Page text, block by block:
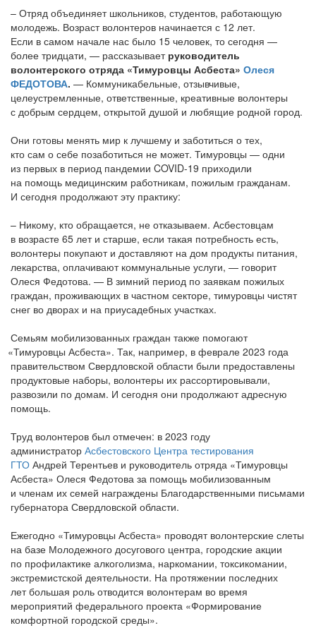
– Отряд объединяет школьников, студентов, работающую
молодежь. Возраст волонтеров начинается с 12 лет.
Если в самом начале нас было 15 человек, то сегодня —
более тридцати, — рассказывает руководитель
волонтерского отряда «Тимуровцы Асбеста» Олеся
ФЕДОТОВА. — Коммуникабельные, отзывчивые,
целеустремленные, ответственные, креативные волонтеры
с добрым сердцем, открытой душой и любящие родной город.
Они готовы менять мир к лучшему и заботиться о тех,
кто сам о себе позаботиться не может. Тимуровцы — одни
из первых в период пандемии COVID-19 приходили
на помощь медицинским работникам, пожилым гражданам.
И сегодня продолжают эту практику:
– Никому, кто обращается, не отказываем. Асбестовцам
в возрасте 65 лет и старше, если такая потребность есть,
волонтеры покупают и доставляют на дом продукты питания,
лекарства, оплачивают коммунальные услуги, — говорит
Олеся Федотова. — В зимний период по заявкам пожилых
граждан, проживающих в частном секторе, тимуровцы чистят
снег во дворах и на приусадебных участках.
Семьям мобилизованных граждан также помогают
«Тимуровцы Асбеста». Так, например, в феврале 2023 года
правительством Свердловской области были предоставлены
продуктовые наборы, волонтеры их рассортировывали,
развозили по домам. И сегодня они продолжают адресную
помощь.
Труд волонтеров был отмечен: в 2023 году
администратор Асбестовского Центра тестирования
ГТО Андрей Терентьев и руководитель отряда «Тимуровцы
Асбеста» Олеся Федотова за помощь мобилизованным
и членам их семей награждены Благодарственными письмами
губернатора Свердловской области.
Ежегодно «Тимуровцы Асбеста» проводят волонтерские слеты
на базе Молодежного досугового центра, городские акции
по профилактике алкоголизма, наркомании, токсикомании,
экстремистской деятельности. На протяжении последних
лет большая роль отводится волонтерам во время
мероприятий федерального проекта «Формирование
комфортной городской среды».